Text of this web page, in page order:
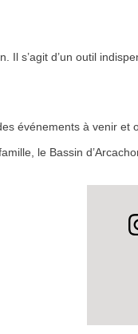
BONS
Il s’agit d’un outil
événements à venir et
le Bassin